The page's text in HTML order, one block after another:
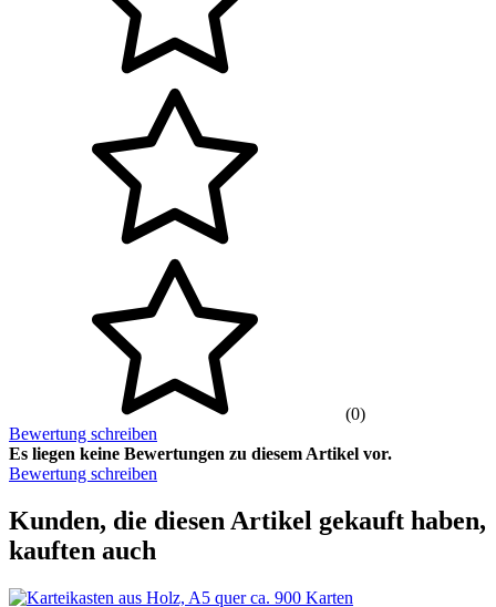
(0)
Bewertung schreiben
Es liegen keine Bewertungen zu diesem Artikel vor.
Bewertung schreiben
Kunden, die diesen Artikel gekauft haben,
kauften auch